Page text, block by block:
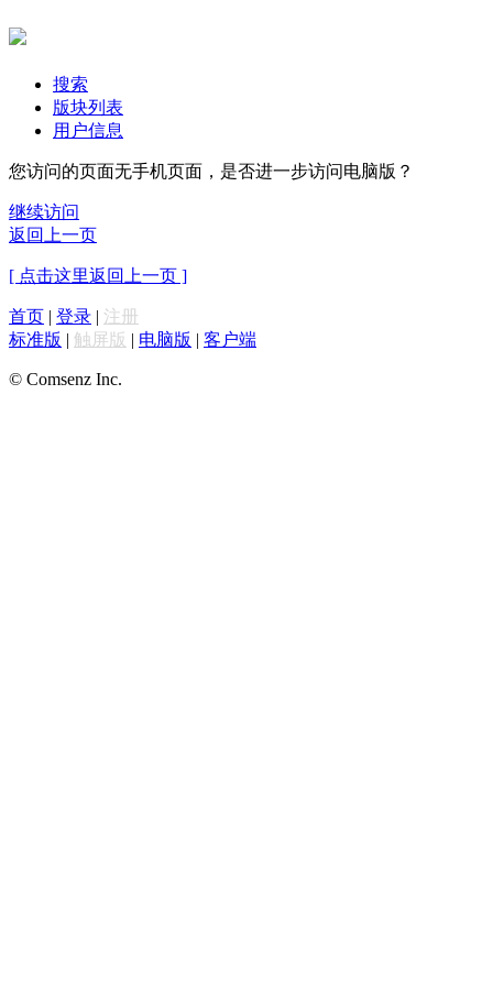
搜索
版块列表
用户信息
您访问的页面无手机页面，是否进一步访问电脑版？
继续访问
返回上一页
[ 点击这里返回上一页 ]
首页 | 登录 | 注册
标准版 | 触屏版 | 电脑版 | 客户端
© Comsenz Inc.